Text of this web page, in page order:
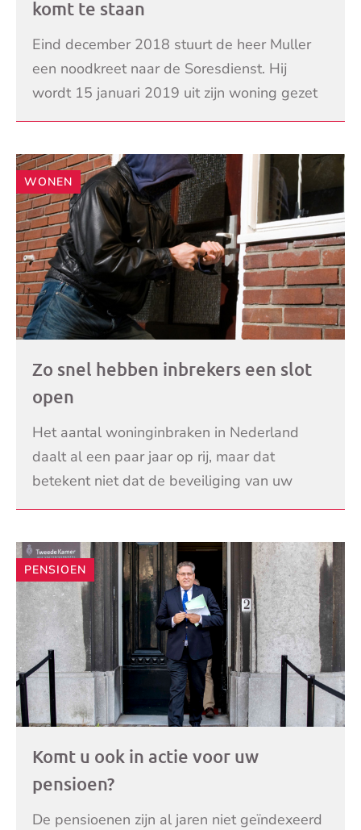
komt te staan
Eind december 2018 stuurt de heer Muller
een noodkreet naar de Soresdienst. Hij
wordt 15 januari 2019 uit zijn woning gezet
en weet niet meer wat hij moet doen.
LEES VERDER
WONEN
Zo snel hebben inbrekers een slot
open
Het aantal woninginbraken in Nederland
daalt al een paar jaar op rij, maar dat
betekent niet dat de beveiliging van uw
woning geen aandacht verdient. Er is nog
LEES VERDER
PENSIOEN
Komt u ook in actie voor uw
pensioen?
De pensioenen zijn al jaren niet geïndexeerd